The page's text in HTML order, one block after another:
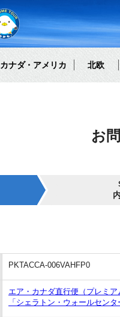
カナダ・アメリカ 北欧
お
PKTACCA-006VAHFP0
エア・カナダ直行便（プレミ
「シェラトン・ウォールセン